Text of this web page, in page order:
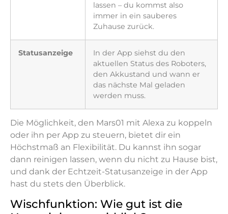
lassen – du kommst also
immer in ein sauberes
Zuhause zurück.
Statusanzeige
In der App siehst du den
aktuellen Status des Roboters,
den Akkustand und wann er
das nächste Mal geladen
werden muss.
Die Möglichkeit, den Mars01 mit Alexa zu koppeln
oder ihn per App zu steuern, bietet dir ein
Höchstmaß an Flexibilität. Du kannst ihn sogar
dann reinigen lassen, wenn du nicht zu Hause bist,
und dank der Echtzeit-Statusanzeige in der App
hast du stets den Überblick.
Wischfunktion: Wie gut ist die